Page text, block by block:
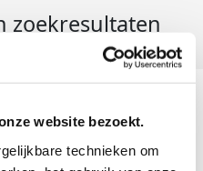
website bezoekt.
technieken om
zoekresultaten